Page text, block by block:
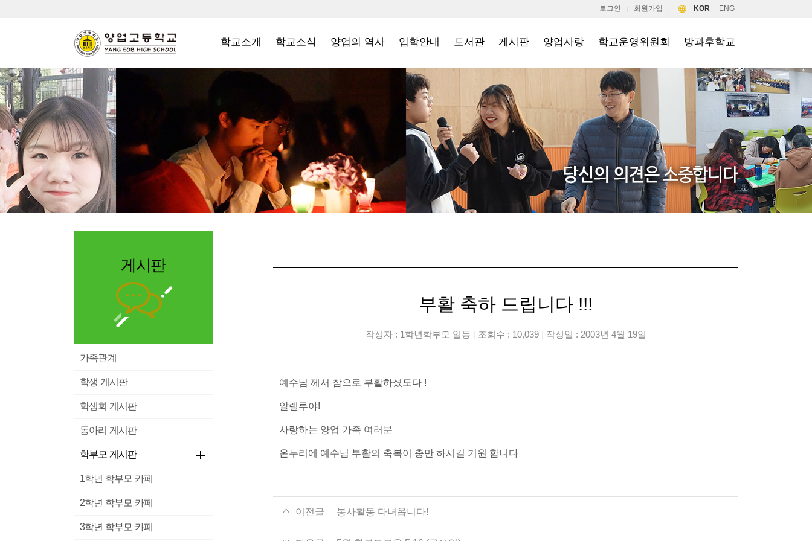
로그인 회원가입 KOR ENG
학교소개 학교소식 양업의 역사 입학안내 도서관 게시판 양업사랑 학교운영위원회 방과후학교
게시판
가족관계
학생 게시판
학생회 게시판
동아리 게시판
학부모 게시판
1학년 학부모 카페
2학년 학부모 카페
3학년 학부모 카페
부활 축하 드립니다 !!!
작성자 : 1학년학부모 일동 조회수 : 10,039 작성일 : 2003년 4월 19일
예수님 께서 참으로 부활하셨도다 !
알렐루야!
사랑하는 양업 가족 여러분
온누리에 예수님 부활의 축복이 충만 하시길 기원 합니다
이전글 봉사활동 다녀옵니다!